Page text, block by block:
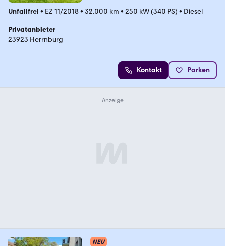
Unfallfrei • EZ 11/2018• 32.000 km • 250 kW (340 PS) • Diesel
Privatanbieter
23923 Herrnburg
Kontakt Parken
NEU